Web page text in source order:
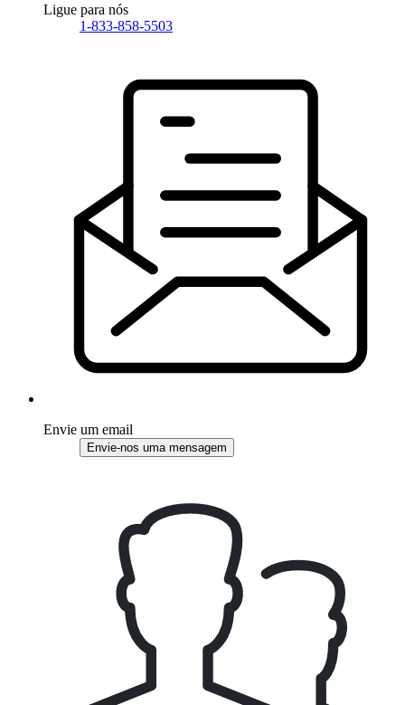
Ligue para nós
1-833-858-5503
Envie um email
Envie-nos uma mensagem